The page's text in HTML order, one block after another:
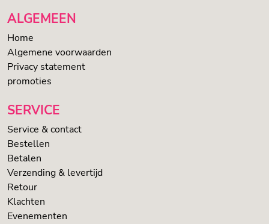
ALGEMEEN
Home
Algemene voorwaarden
Privacy statement
promoties
SERVICE
Service & contact
Bestellen
Betalen
Verzending & levertijd
Retour
Klachten
Evenementen